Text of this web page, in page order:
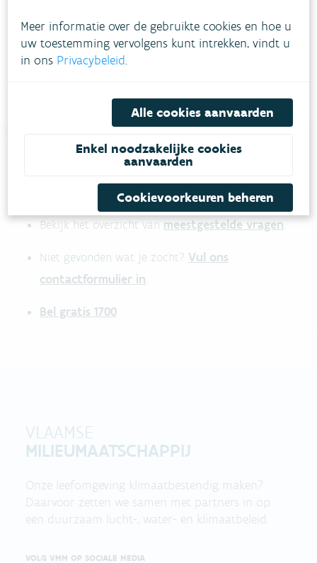
verminderen op de zone waar je plan of project
gevestigd is, neem je contact op met je
gemeentebestuur.
Heb je vragen?
Bekijk het overzicht van meestgestelde vragen.
Niet gevonden wat je zocht? Vul ons
contactformulier in.
Bel gratis 1700
VLAAMSE
MILIEUMAATSCHAPPIJ
Onze leefomgeving klimaatbestendig maken?
Daarvoor zetten we samen met partners in op
een duurzaam lucht-, water- en klimaatbeleid.
VOLG VMM OP SOCIALE MEDIA
Meer informatie over de gebruikte cookies en hoe u
uw toestemming vervolgens kunt intrekken, vindt u
in ons Privacybeleid.
Alle cookies aanvaarden
Enkel noodzakelijke cookies
aanvaarden
Cookievoorkeuren beheren